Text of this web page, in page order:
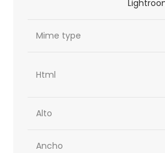
Mime type
Html
Alto
Ancho